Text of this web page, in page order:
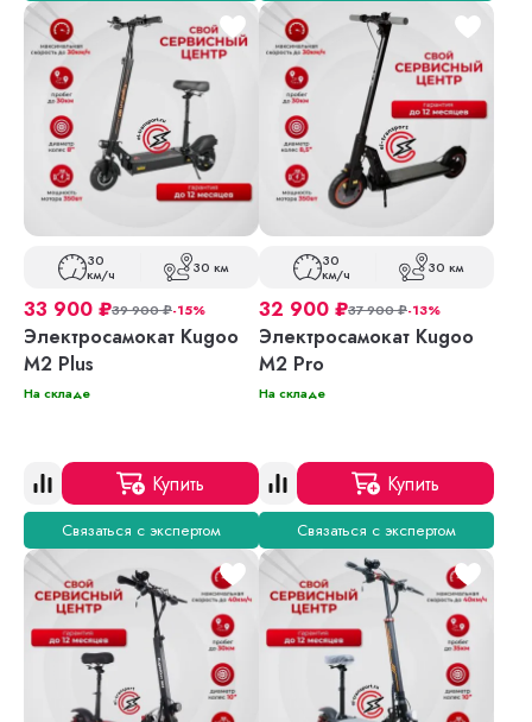
30
км/ч 30 км
33 900 ₽39 900₽-15%
Электросамокат Kugoo
M2 Plus
На складе
Купить
Связаться с экспертом
30
км/ч 30 км
32 900 ₽37 900₽-13%
Электросамокат Kugoo
M2 Pro
На складе
Купить
Связаться с экспертом